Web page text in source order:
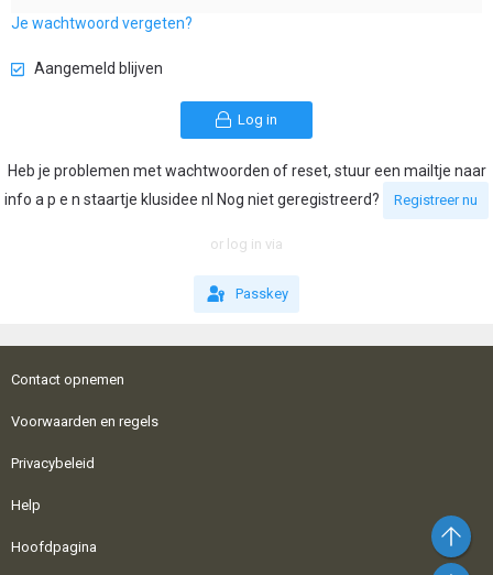
Je wachtwoord vergeten?
Aangemeld blijven
Log in
Heb je problemen met wachtwoorden of reset, stuur een mailtje naar
info a p e n staartje klusidee nl Nog niet geregistreerd?
Registreer nu
or log in via
Passkey
Contact opnemen
Voorwaarden en regels
Privacybeleid
Help
Hoofdpagina